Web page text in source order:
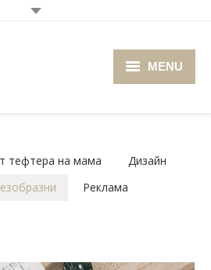
MENU
тефтера на мама
Дизайн
Реклама